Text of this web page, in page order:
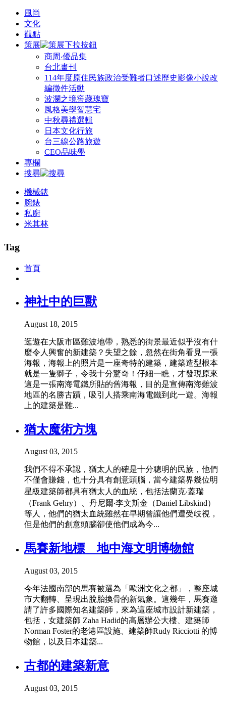
風尚
文化
觀點
策展
商周‧優品集
台北畫刊
114年度原住民族政治受難者口述歷史影像小說改
編徵件活動
波瀾之境窖藏瑰寶
風格美學智慧宅
中秋尋禮選輯
日本文化行旅
台三線公路旅遊
CEO品味學
專欄
搜尋
機械錶
腕錶
私廚
米其林
Tag
首頁
神社中的巨獸
August 18, 2015
逛遊在大阪市區難波地帶，熟悉的街景最近似乎沒有什
麼令人興奮的新建築？失望之餘，忽然在街角看見一張
海報，海報上的照片是一座奇特的建築，建築造型根本
就是一隻獅子，令我十分驚奇！仔細一瞧，才發現原來
這是一張南海電鐵所貼的舊海報，目的是宣傳南海難波
地區的名勝古蹟，吸引人搭乘南海電鐵到此一遊。海報
上的建築是難...
猶太魔術方塊
August 03, 2015
我們不得不承認，猶太人的確是十分聰明的民族，他們
不僅會賺錢，也十分具有創意頭腦，當今建築界幾位明
星級建築師都具有猶太人的血統，包括法蘭克‧蓋瑞
（Frank Gehry）、丹尼爾‧李文斯金（Daniel Libskind）
等人，他們的猶太血統雖然在早期曾讓他們遭受歧視，
但是他們的創意頭腦卻使他們成為今...
馬賽新地標 地中海文明博物館
August 03, 2015
今年法國南部的馬賽被選為「歐洲文化之都」，整座城
市大翻轉、呈現出脫胎換骨的新氣象。這幾年，馬賽邀
請了許多國際知名建築師，來為這座城市設計新建築，
包括，女建築師 Zaha Hadid的高層辦公大樓、建築師
Norman Foster的老港區設施、建築師Rudy Ricciotti 的博
物館，以及日本建築...
古都的建築新意
August 03, 2015